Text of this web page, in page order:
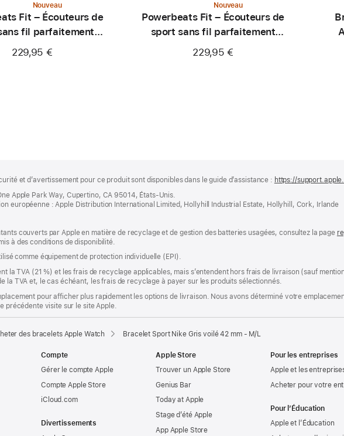
Nouveau
Fit – Écouteurs de
fil parfaitement
– Rose néon
229,95 €
Nouveau
Powerbeats Fit – Écouteurs de
sport sans fil parfaitement
ajustés – Orange turbo
229,95 €
et d’avertissement pour ce produit sont disponibles dans le guide d’assistance : https://
Apple Park Way, Cupertino, CA 95014, États-Unis.
européenne : Apple Distribution International Limited, Hollyhill Industrial Estate, Hollyhill, Cork, Irlande
couverts par Apple en matière de recyclage et de gestion des batteries usagées, consultez la page
à des conditions de disponibilité.
comme équipement de protection individuelle (EPI).
la TVA (21 %) et les frais de recyclage applicables, mais s’entendent hors frais de livraison (sauf
la TVA et, le cas échéant, les frais de recyclage à payer sur les produits sélectionnés.
pour afficher plus rapidement les options de livraison. Nous avons déterminé votre
précédente visite sur le site Apple.
des bracelets Apple Watch Bracelet Sport Nike Gris voilé 42 mm - M/L
Compte
Gérer le compte Apple
Compte Apple Store
iCloud.com
Divertissements
Apple Store
Trouver un Apple Store
Genius Bar
Today at Apple
Stage d’été Apple
App Apple Store
Pour les entreprises
Apple et les
Acheter pour votre
Pour l’Éducation
Apple et l’Éducation